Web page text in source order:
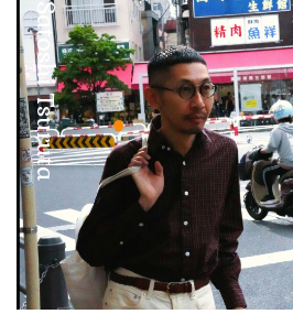
Satoshi Tsuruta